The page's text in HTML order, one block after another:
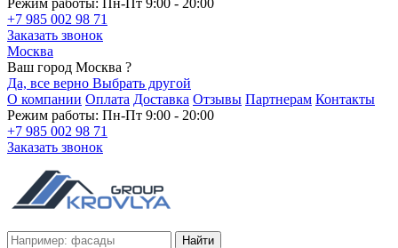
Режим работы: Пн-Пт 9:00 - 20:00
+7 985 002 98 71
Заказать звонок
Москва
Ваш город Москва ?
Да, все верно Выбрать другой
О компании Оплата Доставка Отзывы Партнерам Контакты
Режим работы: Пн-Пт 9:00 - 20:00
+7 985 002 98 71
Заказать звонок
Найти